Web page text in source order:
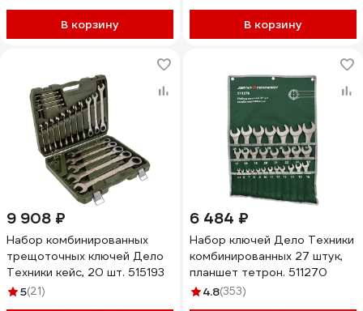
В корзину В корзину
9 908 ₽
Набор комбинированных
трещоточных ключей Дело
Техники кейс, 20 шт. 515193
5(21)
6 484 ₽
Набор ключей Дело Техники
комбинированных 27 штук,
планшет тетрон. 511270
4.8(353)